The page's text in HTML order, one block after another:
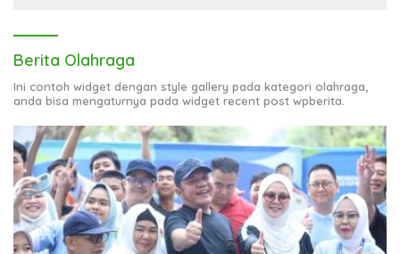
Berita Olahraga
Ini contoh widget dengan style gallery pada kategori olahraga,
anda bisa mengaturnya pada widget recent post wpberita.